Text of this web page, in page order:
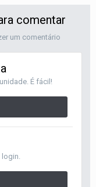
comentar
um comentário
É fácil!